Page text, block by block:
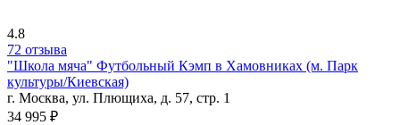
4.8
72 отзыва
"Школа мяча" Футбольный Кэмп в Хамовниках (м. Парк
культуры/Киевская)
г. Москва, ул. Плющиха, д. 57, стр. 1
34 995 ₽